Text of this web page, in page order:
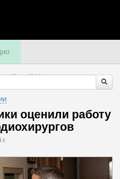
суббота,09:16
оценили работу